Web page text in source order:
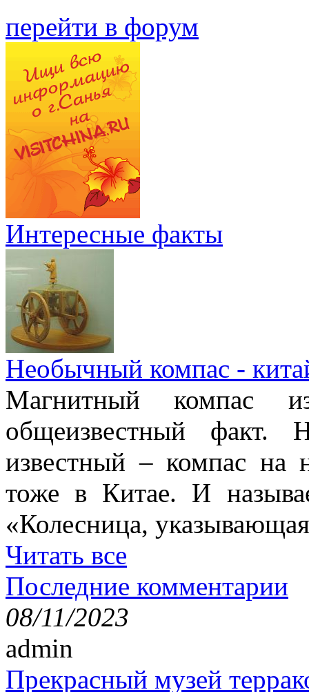
перейти в форум
Интересные факты
Необычный компас -
Магнитный компас
общеизвестный факт.
известный – компас на
тоже в Китае. И
«Колесница,
Читать все
Последние комментарии
08/11/2023
admin
Прекрасный музей